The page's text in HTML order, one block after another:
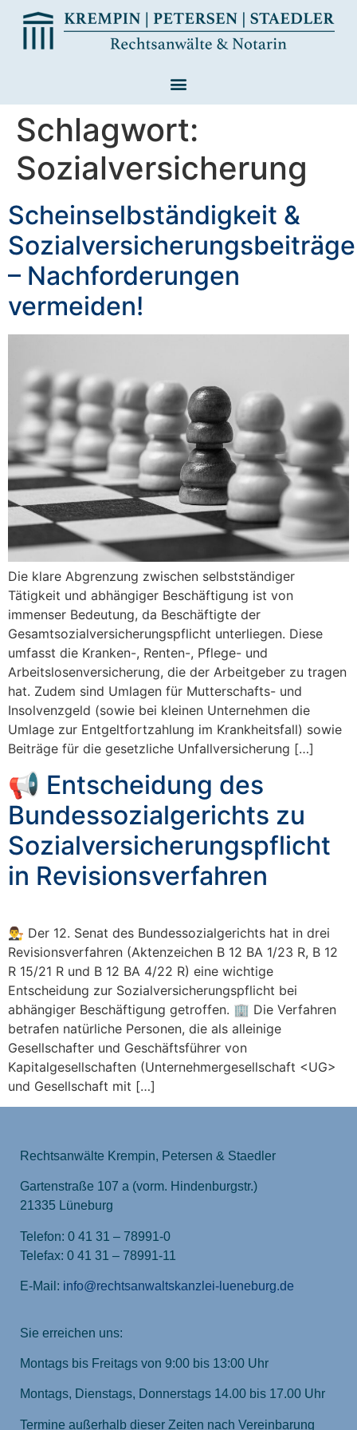
Schlagwort:
Sozialversicherung
Scheinselbständigkeit &
Sozialversicherungsbeiträge
– Nachforderungen
vermeiden!
Die klare Abgrenzung zwischen selbstständiger
Tätigkeit und abhängiger Beschäftigung ist von
immenser Bedeutung, da Beschäftigte der
Gesamtsozialversicherungspflicht unterliegen. Diese
umfasst die Kranken-, Renten-, Pflege- und
Arbeitslosenversicherung, die der Arbeitgeber zu tragen
hat. Zudem sind Umlagen für Mutterschafts- und
Insolvenzgeld (sowie bei kleinen Unternehmen die
Umlage zur Entgeltfortzahlung im Krankheitsfall) sowie
Beiträge für die gesetzliche Unfallversicherung […]
📢 Entscheidung des
Bundessozialgerichts zu
Sozialversicherungspflicht
in Revisionsverfahren
👨‍⚖️ Der 12. Senat des Bundessozialgerichts hat in drei
Revisionsverfahren (Aktenzeichen B 12 BA 1/23 R, B 12
R 15/21 R und B 12 BA 4/22 R) eine wichtige
Entscheidung zur Sozialversicherungspflicht bei
abhängiger Beschäftigung getroffen. 🏢 Die Verfahren
betrafen natürliche Personen, die als alleinige
Gesellschafter und Geschäftsführer von
Kapitalgesellschaften (Unternehmergesellschaft <UG>
und Gesellschaft mit […]
Rechtsanwälte Krempin, Petersen & Staedler
Gartenstraße 107 a (vorm. Hindenburgstr.)
21335 Lüneburg
Telefon: 0 41 31 – 78991-0
Telefax: 0 41 31 – 78991-11
E-Mail: info@rechtsanwaltskanzlei-lueneburg.de
Sie erreichen uns:
Montags bis Freitags von 9:00 bis 13:00 Uhr
Montags, Dienstags, Donnerstags 14.00 bis 17.00 Uhr
Termine außerhalb dieser Zeiten nach Vereinbarung